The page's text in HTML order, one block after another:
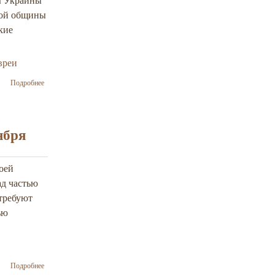
ноября 2014
общины
Подробнеео Резолюция-
Украины о
года)
частью
Подробнеео Общая